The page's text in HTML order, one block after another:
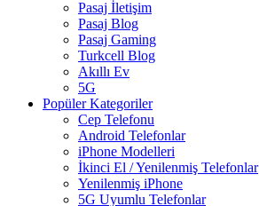
Pasaj İletişim
Pasaj Blog
Pasaj Gaming
Turkcell Blog
Akıllı Ev
5G
Popüler Kategoriler
Cep Telefonu
Android Telefonlar
iPhone Modelleri
İkinci El / Yenilenmiş Telefonlar
Yenilenmiş iPhone
5G Uyumlu Telefonlar